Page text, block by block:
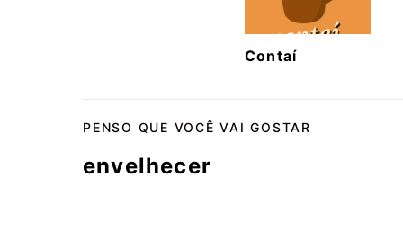
Contaí
PENSO QUE VOCÊ VAI GOSTAR
envelhecer